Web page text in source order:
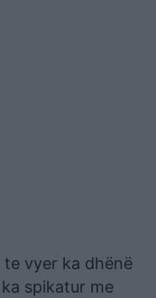
vyer ka dhënë
spikatur me